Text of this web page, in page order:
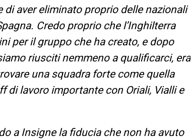
aver eliminato proprio delle nazionali
Credo proprio che l’Inghilterra
per il gruppo che ha creato, e dopo
riusciti nemmeno a qualificarci, era
una squadra forte come quella
di lavoro importante con Oriali, Vialli e
a Insigne la fiducia che non ha avuto